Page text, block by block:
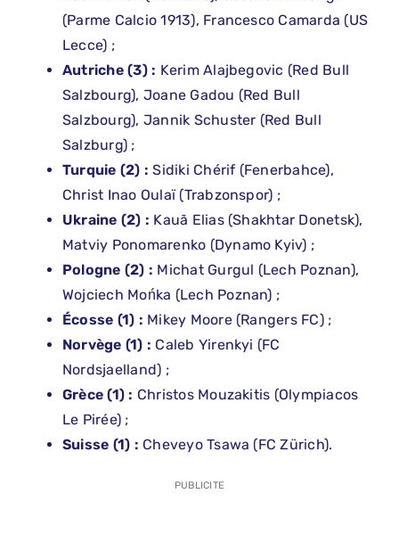
(Parme Calcio 1913), Francesco Camarda (US
Lecce) ;
Autriche (3) : Kerim Alajbegovic (Red Bull
Salzbourg), Joane Gadou (Red Bull
Salzbourg), Jannik Schuster (Red Bull
Salzburg) ;
Turquie (2) : Sidiki Chérif (Fenerbahce),
Christ Inao Oulaï (Trabzonspor) ;
Ukraine (2) : Kauã Elias (Shakhtar Donetsk),
Matviy Ponomarenko (Dynamo Kyiv) ;
Pologne (2) : Michat Gurgul (Lech Poznan),
Wojciech Mońka (Lech Poznan) ;
Écosse (1) : Mikey Moore (Rangers FC) ;
Norvège (1) : Caleb Yirenkyi (FC
Nordsjaelland) ;
Grèce (1) : Christos Mouzakitis (Olympiacos
Le Pirée) ;
Suisse (1) : Cheveyo Tsawa (FC Zürich).
PUBLICITE